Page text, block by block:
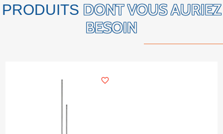
PRODUITS DONT VOUS AURIEZ
BESOIN
favorite_border